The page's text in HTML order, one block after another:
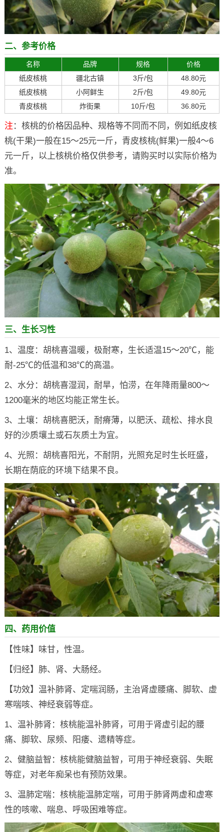
二、参考价格
名称 品牌 规格
价格
纸皮核桃
疆北古镇 3斤/包
48.80元
纸皮核桃
小阿鲜生 2斤/包
49.80元
青皮核桃
炸街果 10斤/包 36.80元
注 ：核桃的价格因品种、规格等不同而不同，例如纸皮核
桃(干果)一般在15～25元一斤，青皮核桃(鲜果)一般4～6
元一斤，以上核桃价格仅供参考，请购买时以实际价格为
准。
三、生长习性
1、温度：胡桃喜温暖，极耐寒，生长适温15～20℃，能
耐-25℃的低温和38℃的高温。
2、水分：胡桃喜湿润，耐旱，怕涝，在年降雨量800～
1200毫米的地区均能正常生长。
3、土壤：胡桃喜肥沃，耐瘠薄，以肥沃、疏松、排水良
好的沙质壤土或石灰质土为宜。
4、光照：胡桃喜阳光，不耐阴，光照充足时生长旺盛，
长期在荫庇的环境下结果不良。
四、药用价值
【性味】味甘，性温。
【归经】肺、肾、大肠经。
【功效】温补肺肾、定喘润肠，主治肾虚腰痛、脚软、虚
寒喘咳、神经衰弱等症。
1、温补肺肾：核桃能温补肺肾，可用于肾虚引起的腰
痛、脚软、尿频、阳痿、遗精等症。
2、健脑益智：核桃能健脑益智，可用于神经衰弱、失眠
等症，对老年痴呆也有预防效果。
3、温肺定喘：核桃能温肺定喘，可用于肺肾两虚和虚寒
性的咳嗽、喘息、呼吸困难等症。